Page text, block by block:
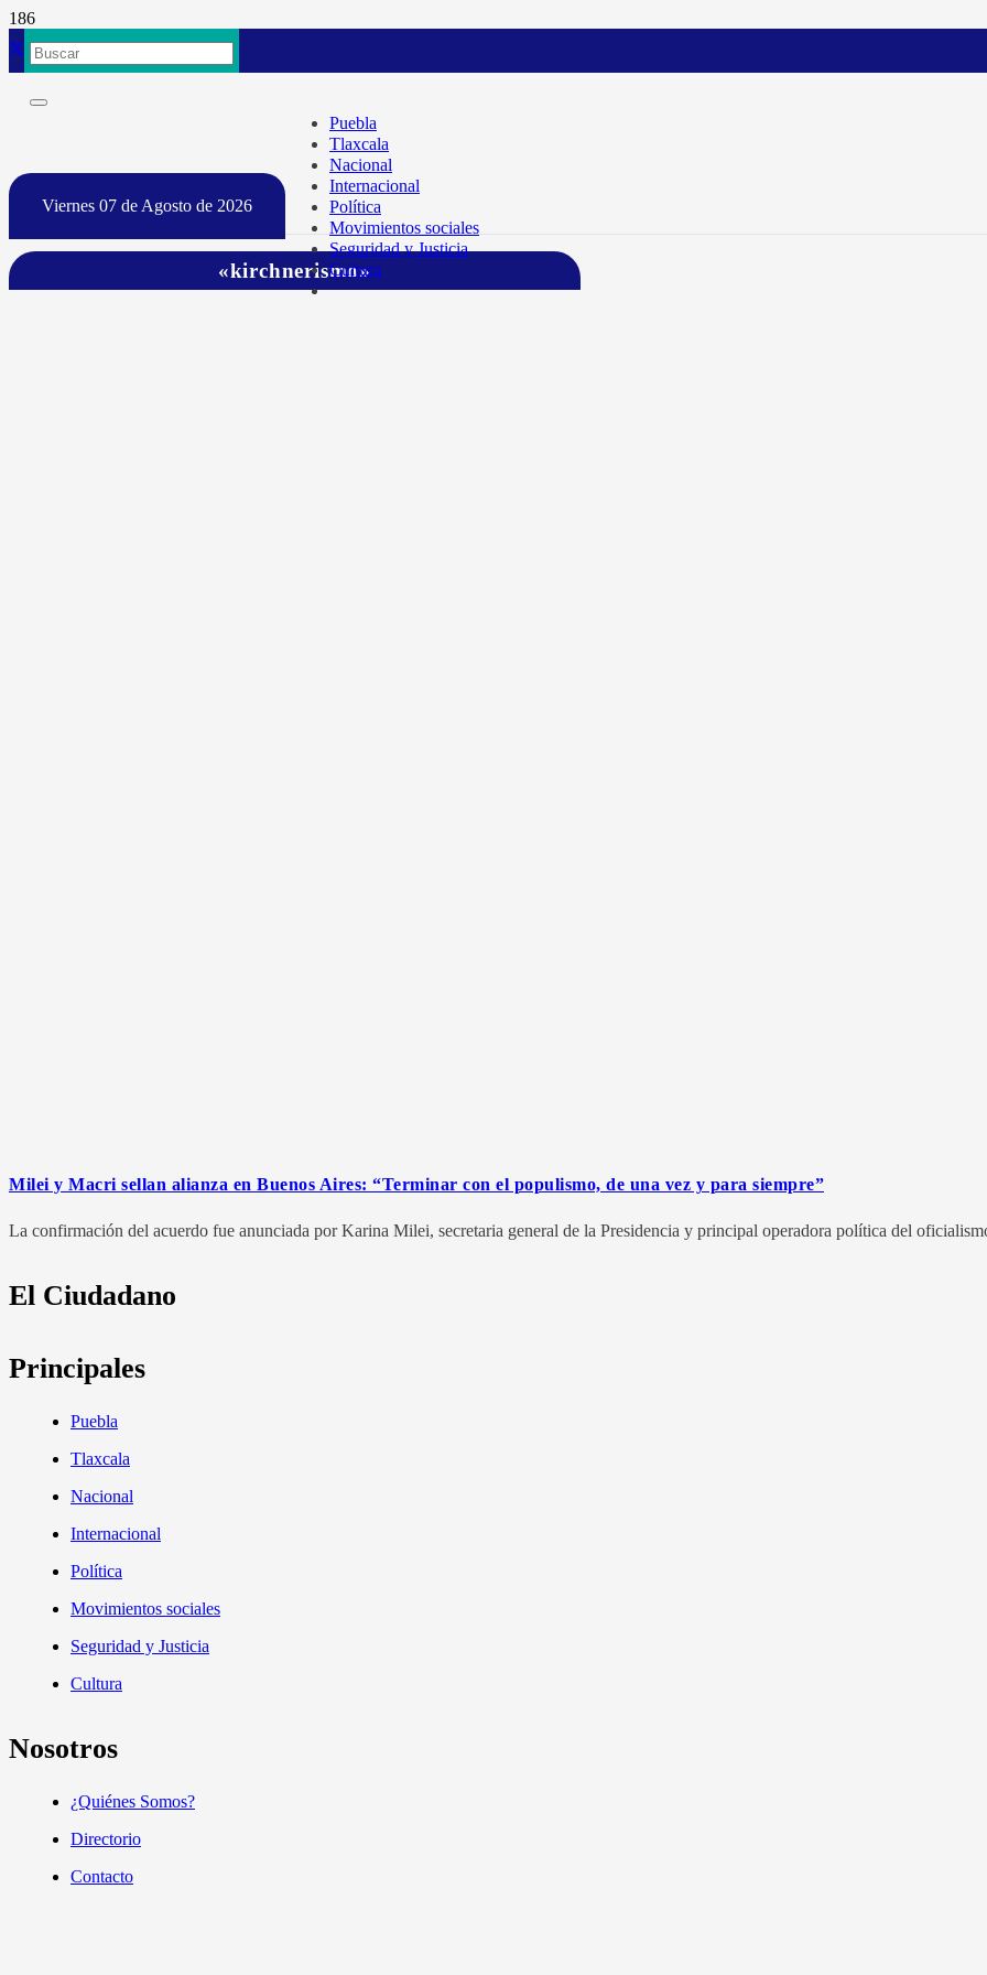
Viernes 07 de Agosto de 2026
Puebla
Tlaxcala
Nacional
Internacional
Política
Movimientos sociales
Seguridad y Justicia
Cultura
«kirchnerismo»
Milei y Macri sellan alianza en Buenos Aires: “Terminar con el populismo, de una vez y para siempre”
La confirmación del acuerdo fue anunciada por Karina Milei, secretaria general de la Presidencia y principal operadora política del
El Ciudadano
Principales
Puebla
Tlaxcala
Nacional
Internacional
Política
Movimientos sociales
Seguridad y Justicia
Cultura
Nosotros
¿Quiénes Somos?
Directorio
Contacto